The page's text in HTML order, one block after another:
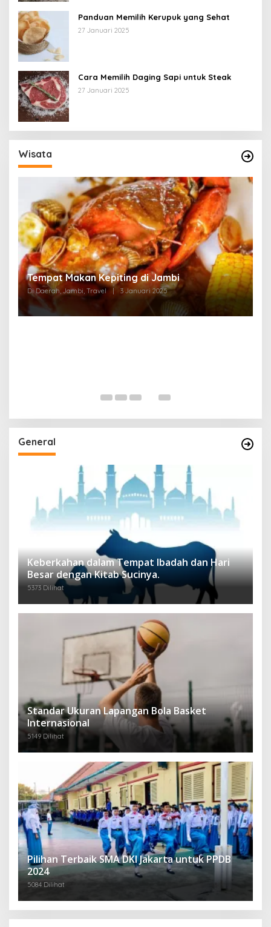
Panduan Memilih Kerupuk yang Sehat
27 Januari 2025
Cara Memilih Daging Sapi untuk Steak
27 Januari 2025
Wisata
Tempat Makan di Thehok Jambi
Di Daerah, Jambi, Travel 3 Januari 2025
General
Keberkahan dalam Tempat Ibadah dan Hari
Besar dengan Kitab Sucinya.
5373 Dilihat
Standar Ukuran Lapangan Bola Basket
Internasional
5149 Dilihat
Pilihan Terbaik SMA DKI Jakarta untuk PPDB
2024
5084 Dilihat